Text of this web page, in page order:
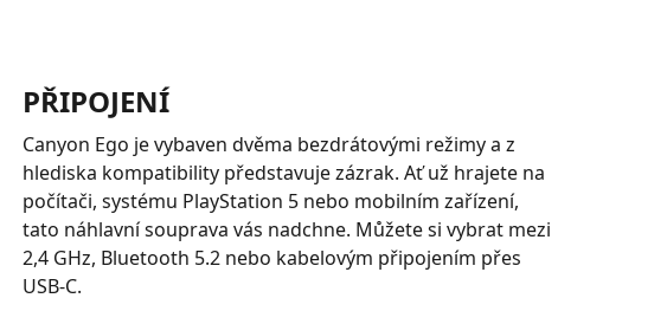
PŘIPOJENÍ
Canyon Ego je vybaven dvěma bezdrátovými režimy a z
hlediska kompatibility představuje zázrak. Ať už hrajete na
počítači, systému PlayStation 5 nebo mobilním zařízení,
tato náhlavní souprava vás nadchne. Můžete si vybrat mezi
2,4 GHz, Bluetooth 5.2 nebo kabelovým připojením přes
USB-C.